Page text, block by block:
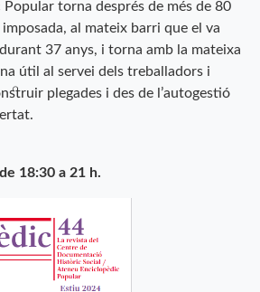
Popular torna després de més de 80
imposada, al mateix barri que el va
37 anys, i torna amb la mateixa
útil al servei dels treballadors i
plegades i des de l’autogestió
18:30 a 21 h.